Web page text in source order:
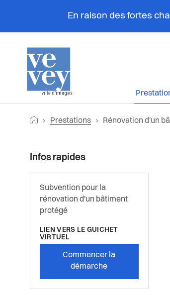
En raison des fortes
FilRetourner vers la page d'accueil
Prestations Page actuelle:
Rénovation d'un
Infos rapides
Subvention pour la
rénovation d'un bâtiment
protégé
LIEN VERS LE GUICHET
VIRTUEL
Commencer la
démarche